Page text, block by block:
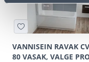
VANNISEIN RAVAK
80 VASAK, VALGE